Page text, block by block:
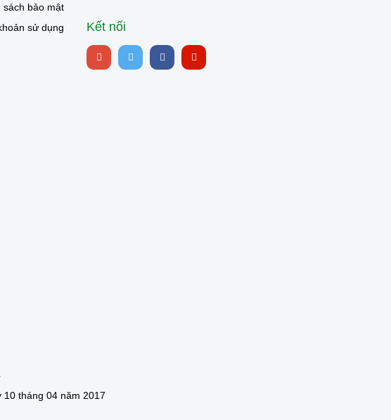
sách bảo mật
sử dụng
Kết nối
tháng 04 năm 2017